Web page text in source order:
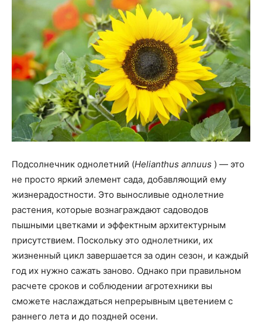
Подсолнечник однолетний (Helianthus annuus ) — это
не просто яркий элемент сада, добавляющий ему
жизнерадостности. Это выносливые однолетние
растения, которые вознаграждают садоводов
пышными цветками и эффектным архитектурным
присутствием. Поскольку это однолетники, их
жизненный цикл завершается за один сезон, и каждый
год их нужно сажать заново. Однако при правильном
расчете сроков и соблюдении агротехники вы
сможете наслаждаться непрерывным цветением с
раннего лета и до поздней осени.